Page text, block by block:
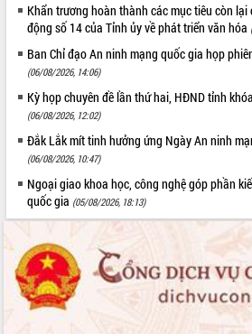
Lấy ý kiến điều chỉnh Quy hoạch tỉnh
Đắk Lắk thời kỳ 2021-2030, tầm nhìn
đến năm 2050
Phát động chiến dịch 30 ngày đêm
giải phóng mặt bằng Tuyến đường bộ
ven biển
Đắk Lắk nỗ lực thúc đẩy tăng trưởng
kinh tế từ 10% trở lên trong Quý
II/2026
Đắk Lắk ký kết thỏa thuận hợp tác về
chuyển đổi số giai đoạn 2026 – 2030
với Tập đoàn Bưu chính Viễn thông
Việt Nam
Thứ trưởng Bộ Y tế làm việc với tỉnh
Đắk Lắk về phát triển nhân lực y tế
cho trạm y tế cấp xã
Du lịch Đắk Lắk nâng tầm trải nghiệm
Khẩn trương hoàn thành các mục tiêu còn lại
động số 14 của Tỉnh ủy về phát triển văn hóa
Ban Chỉ đạo An ninh mạng quốc gia họp
(06/08/2026, 14:06)
Kỳ họp chuyên đề lần thứ hai, HĐND tỉnh
(06/08/2026, 12:02)
Đắk Lắk mít tinh hưởng ứng Ngày An ninh
(06/08/2026, 10:47)
Ngoại giao khoa học, công nghệ góp phần
quốc gia (05/08/2026, 18:13)